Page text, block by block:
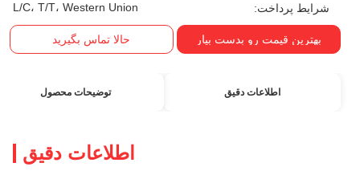
شرایط پرداخت: L/C، T/T، Western Union
بهترین قیمت رو بدست بیار حالا تماس بگیرید
اطلاعات دقیق توضیحات محصول
اطلاعات دقیق